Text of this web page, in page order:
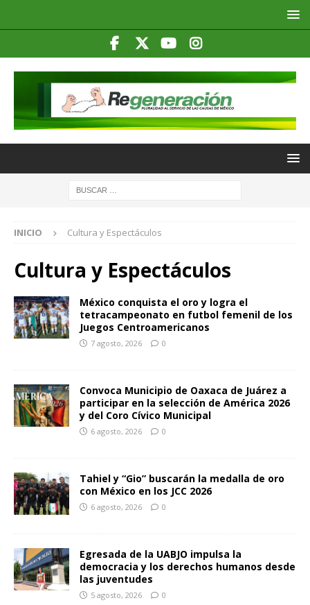
INICIO Cultura y Espectáculos
Cultura y Espectáculos
México conquista el oro y logra el
tetracampeonato en futbol femenil de los
Juegos Centroamericanos
7 agosto, 2026 0
Convoca Municipio de Oaxaca de Juárez a
participar en la selección de América 2026
y del Coro Cívico Municipal
6 agosto, 2026 0
Tahiel y “Gio” buscarán la medalla de oro
con México en los JCC 2026
6 agosto, 2026 0
Egresada de la UABJO impulsa la
democracia y los derechos humanos desde
las juventudes
5 agosto, 2026 0